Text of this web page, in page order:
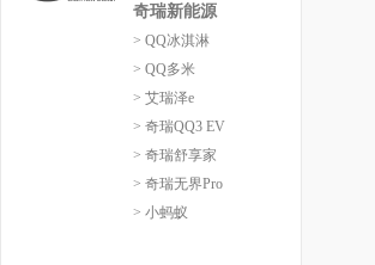
奇瑞新能源
> QQ冰淇淋
> QQ多米
> 艾瑞泽e
> 奇瑞QQ3 EV
> 奇瑞舒享家
> 奇瑞无界Pro
> 小蚂蚁